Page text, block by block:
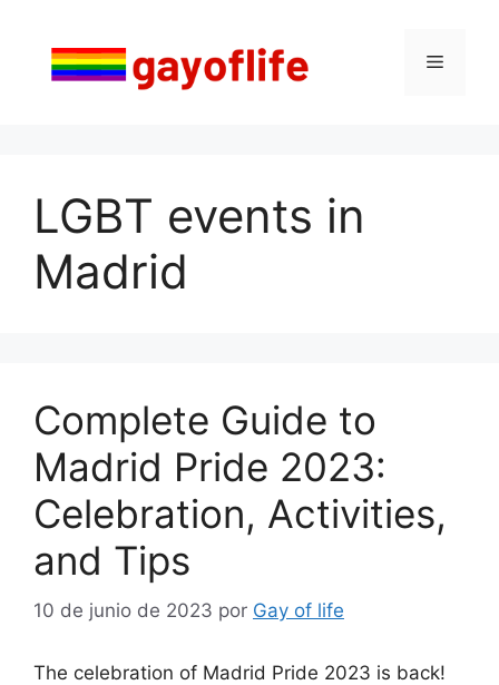
contenido
Menú
LGBT events in
Madrid
Complete Guide to
Madrid Pride 2023:
Celebration, Activities,
and Tips
10 de junio de 2023 por Gay of life
The celebration of Madrid Pride 2023 is back!